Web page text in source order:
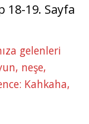
18-19. Sayfa
gelenleri
neşe,
Kahkaha,